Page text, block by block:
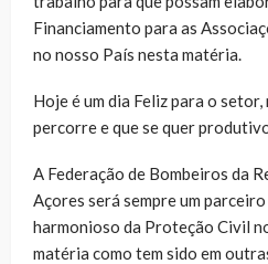
Financiamento para as
no nosso País nesta matéria.
Hoje é um dia Feliz para o
percorre e que se quer
A Federação de Bombeiros da
Açores será sempre um
harmonioso da Proteção Civil
matéria como tem sido em